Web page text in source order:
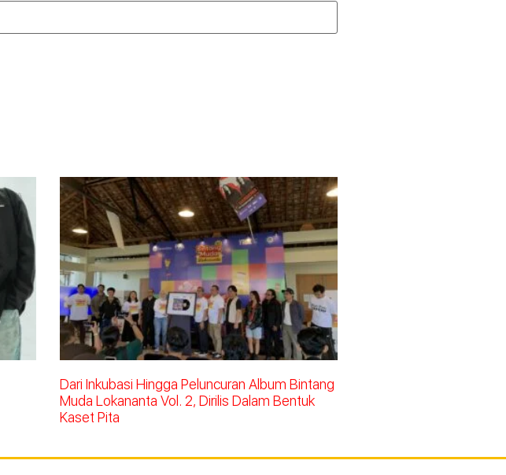
Dari Inkubasi Hingga Peluncuran Album Bintang
Muda Lokananta Vol. 2, Dirilis Dalam Bentuk
Kaset Pita